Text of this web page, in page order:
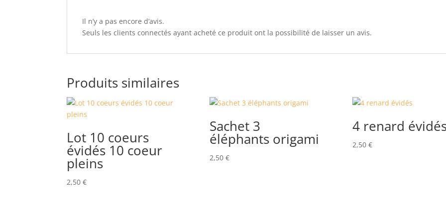
Il n’y a pas encore d’avis.
Seuls les clients connectés ayant acheté ce produit ont la possibilité de laisser un avis.
Produits similaires
Lot 10 coeurs
évidés 10 coeur
pleins
2,50€
Sachet 3
éléphants origami
2,50€
4 renard
2,50€